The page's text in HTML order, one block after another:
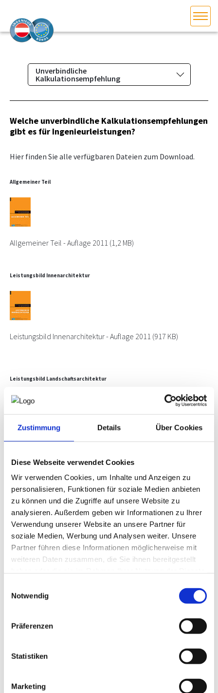
Zustimmung Details Über Cookies
Diese Webseite verwendet Cookies
Wir verwenden Cookies, um Inhalte und Anzeigen zu
personalisieren, Funktionen für soziale Medien anbieten
zu können und die Zugriffe auf unsere Website zu
analysieren. Außerdem geben wir Informationen zu Ihrer
Verwendung unserer Website an unsere Partner für
soziale Medien, Werbung und Analysen weiter. Unsere
Partner führen diese Informationen möglicherweise mit
weiteren Daten zusammen, die Sie ihnen bereitgestellt
Notwendig
Präferenzen
Statistiken
Marketing
AKTUELLES/INGOO
DAS INGENIEURBÜRO
INTERESSEN­VERTRETUNG
MITGLIEDER­VERZEICHNIS
Unverbindliche
Kalkulationsempfehlung
Das Ingenieurbüro
Berufsbild & Gründung
Branchenrecht
Befähigungsprüfung
Unverbindliche
Downloads, Links & Infos
Welche unverbindliche Kalkulationsempfehlungen
gibt es für Ingenieurleistungen?
Hier finden Sie alle verfügbaren Dateien zum Download.
Allgemeiner Teil
Allgemeiner Teil - Auflage 2011 (1,2 MB)
Leistungsbild Innenarchitektur
Leistungsbild Innenarchitektur - Auflage 2011 (917 KB)
Leistungsbild Landschaftsarchitektur
Leistungsbild Landschaftsarchitektur - PDF(400 KB)
Leistungsbild Maschinenbau
Leistungsbild Maschinenbau - PDF (425 KB)
Leistungsbild Technische Ausrüstung